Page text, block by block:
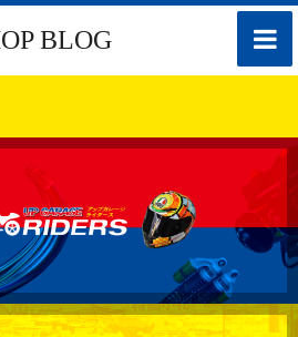
toggle
BLOG